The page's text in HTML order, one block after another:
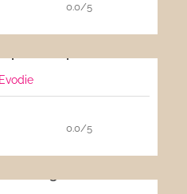
0.0/5
Evodie
0.0/5